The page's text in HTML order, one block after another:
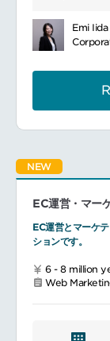
Emi Iida
NEW
EC運営・マー
EC運営とマーケ
ションです。
6 - 8 million
Web